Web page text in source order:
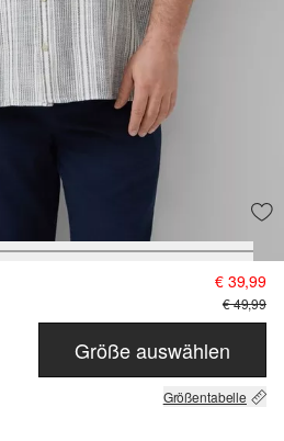
€ 39,99
€ 49,99
Größe auswählen
Größentabelle